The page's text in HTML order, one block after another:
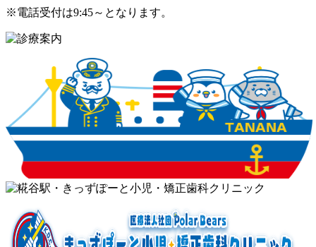
※電話受付は9:45～となります。